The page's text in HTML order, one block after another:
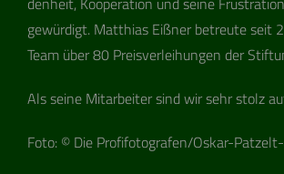
gewür­digt. Mat­thias Eiß­ner betreute seit
Team über 80 Preis­ver­lei­hun­gen der
Als seine Mit­ar­bei­ter sind wir sehr stolz
Foto: © Die Pro­fi­fo­to­gra­fen/Os­kar-